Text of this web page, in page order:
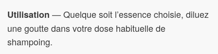
Utilisation — Quelque soit l’essence choisie, diluez
une goutte dans votre dose habituelle de
shampoing.